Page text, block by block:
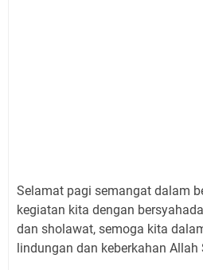
Selamat pagi semangat dalam
kegiatan kita dengan
dan sholawat, semoga kita
lindungan dan keberkahan Allah